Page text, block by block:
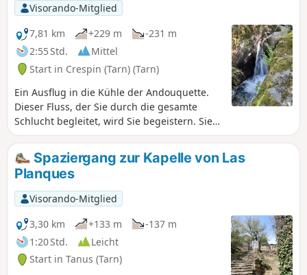
Visorando-Mitglied
7,81 km
+229 m
-231 m
2:55 Std.
Mittel
Start in Crespin (Tarn) (Tarn)
Ein Ausflug in die Kühle der Andouquette.
Dieser Fluss, der Sie durch die gesamte
Schlucht begleitet, wird Sie begeistern. Sie
sind umgeben von unberührter Natur.
Spaziergang zur Kapelle von Las
Planques
Visorando-Mitglied
3,30 km
+133 m
-137 m
1:20 Std.
Leicht
Start in Tanus (Tarn)